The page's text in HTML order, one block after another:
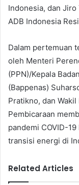
Indonesia, dan
ADB Indonesia
Dalam pertemuan
oleh Menteri
(PPN)/Kepala
(Bappenas)
Pratikno, dan
Pembicaraan
pandemi COVID-
transisi energi di
Related Articles